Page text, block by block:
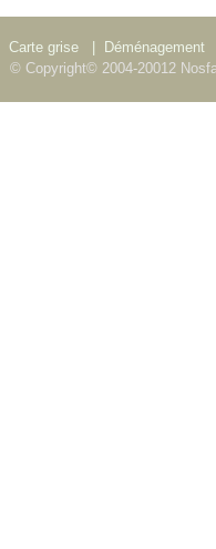
Carte grise Déménagement
© Copyright© 2004-20012